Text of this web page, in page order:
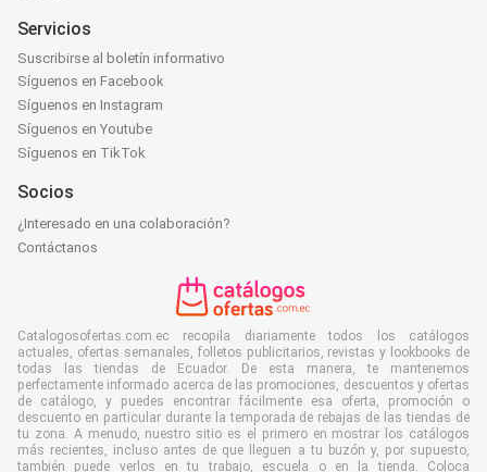
Servicios
Suscribirse al boletín informativo
Síguenos en Facebook
Síguenos en Instagram
Síguenos en Youtube
Síguenos en TikTok
Socios
¿Interesado en una colaboración?
Contáctanos
Catalogosofertas.com.ec recopila diariamente todos los catálogos
actuales, ofertas semanales, folletos publicitarios, revistas y lookbooks de
todas las tiendas de Ecuador. De esta manera, te mantenemos
perfectamente informado acerca de las promociones, descuentos y ofertas
de catálogo, y puedes encontrar fácilmente esa oferta, promoción o
descuento en particular durante la temporada de rebajas de las tiendas de
tu zona. A menudo, nuestro sitio es el primero en mostrar los catálogos
más recientes, incluso antes de que lleguen a tu buzón y, por supuesto,
también puede verlos en tu trabajo, escuela o en la tienda. Coloca